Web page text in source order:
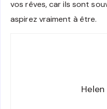
vos rêves, car ils sont
aspirez vraiment à être.